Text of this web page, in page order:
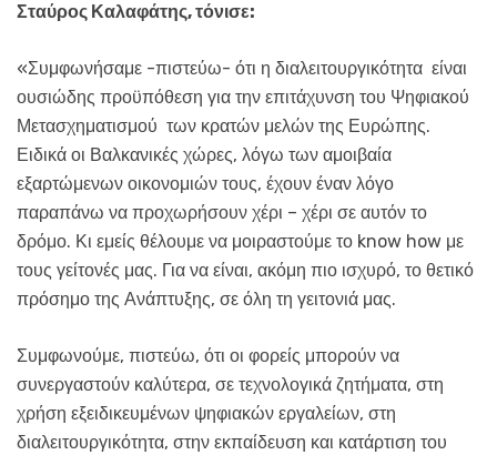
Σταύρος Καλαφάτης, τόνισε:
«Συμφωνήσαμε -πιστεύω- ότι η διαλειτουργικότητα είναι
ουσιώδης προϋπόθεση για την επιτάχυνση του Ψηφιακού
Μετασχηματισμού των κρατών μελών της Ευρώπης.
Ειδικά οι Βαλκανικές χώρες, λόγω των αμοιβαία
εξαρτώμενων οικονομιών τους, έχουν έναν λόγο
παραπάνω να προχωρήσουν χέρι – χέρι σε αυτόν το
δρόμο. Κι εμείς θέλουμε να μοιραστούμε το know how με
τους γείτονές μας. Για να είναι, ακόμη πιο ισχυρό, το θετικό
πρόσημο της Ανάπτυξης, σε όλη τη γειτονιά μας.
Συμφωνούμε, πιστεύω, ότι οι φορείς μπορούν να
συνεργαστούν καλύτερα, σε τεχνολογικά ζητήματα, στη
χρήση εξειδικευμένων ψηφιακών εργαλείων, στη
διαλειτουργικότητα, στην εκπαίδευση και κατάρτιση του